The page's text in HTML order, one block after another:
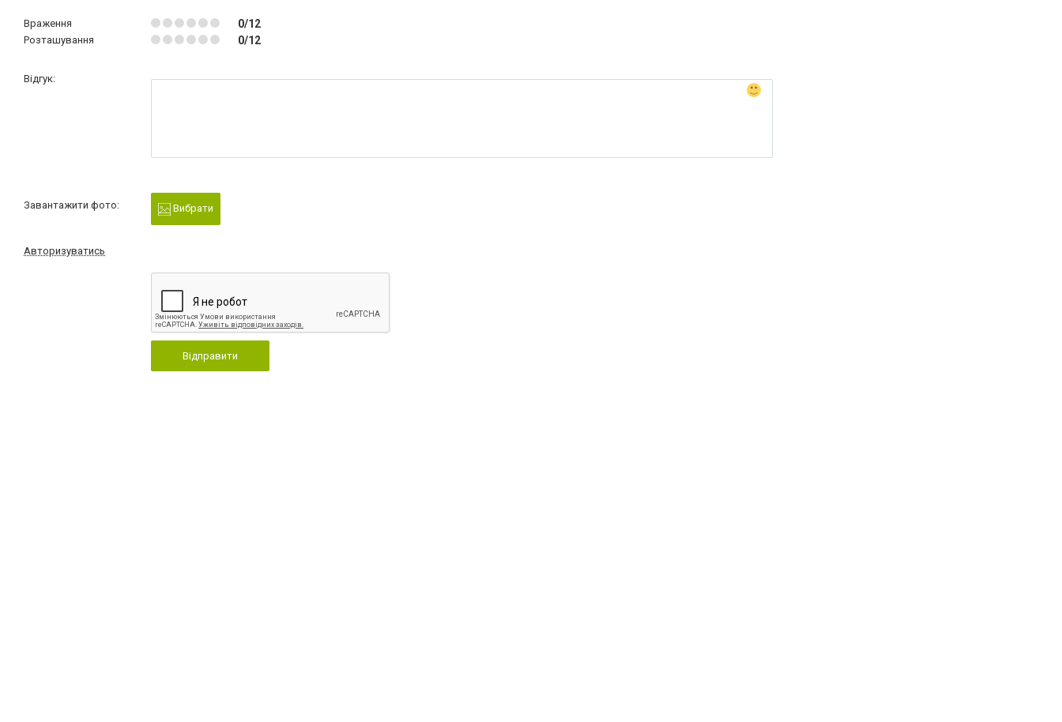
Враження 0/12
Розташування 0/12
Відгук:
Завантажити фото: Вибрати
Авторизуватись
Відправити